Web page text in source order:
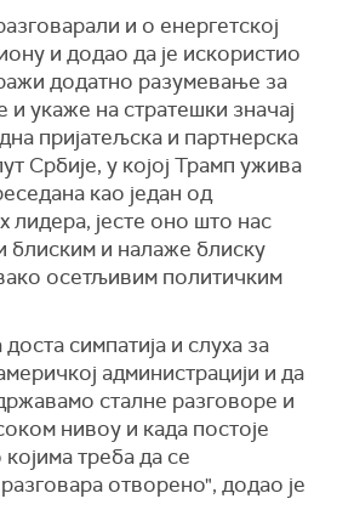
и о енергетској
и додао да је искористио
додатно разумевање за
и укаже на стратешки значај
пријатељска и партнерска
Србије, у којој Трамп ужива
као један од
лидера, јесте оно што нас
блиским и налаже блиску
осетљивим политичким
симпатија и слуха за
администрацији и да
сталне разговоре и
нивоу и када постоје
треба да се
отворено", додао је